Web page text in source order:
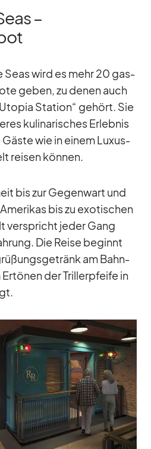
–
Seas wird es mehr 20 gas­
ge­ben, zu de­nen auch
Sta­tion“ ge­hört. Sie
ku­li­na­ri­sches Er­leb­nis
wie in ei­nem Lu­xus­
rei­sen kön­nen.
bis zur Ge­gen­wart und
bis zu exo­ti­schen
ver­spricht je­der Gang
Die Reise be­ginnt
am Bahn­
der Tril­ler­pfeife in